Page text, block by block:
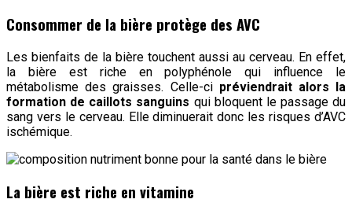
Consommer de la bière protège des AVC
Les bienfaits de la bière touchent aussi au cerveau. En effet,
la bière est riche en polyphénole qui influence le
métabolisme des graisses. Celle-ci préviendrait alors la
formation de caillots sanguins qui bloquent le passage du
sang vers le cerveau. Elle diminuerait donc les risques d’AVC
ischémique.
La bière est riche en vitamine